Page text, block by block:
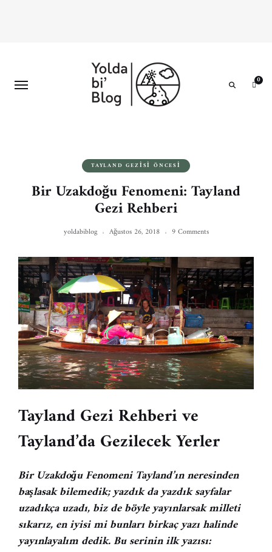
0
TAYLAND GEZISI ÖNCESI
Bir Uzakdoğu Fenomeni: Tayland
Gezi Rehberi
yoldabiblog Ağustos 26, 2018 9 Comments
Tayland Gezi Rehberi ve
Tayland’da Gezilecek Yerler
Bir Uzakdoğu Fenomeni Tayland’ın neresinden
başlasak bilemedik; yazdık da yazdık sayfalar
uzadıkça uzadı, biz de böyle yayınlarsak milleti
sıkarız, en iyisi mi bunları birkaç yazı halinde
yayınlayalım dedik. Bu serinin ilk yazısı: